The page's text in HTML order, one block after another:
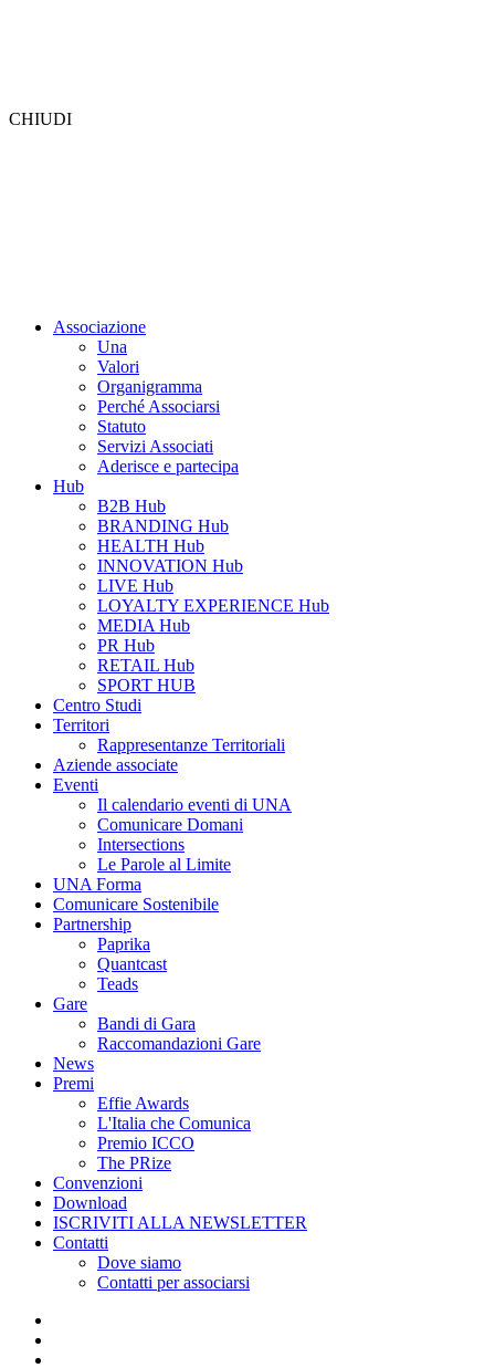
CHIUDI
Associazione
Una
Valori
Organigramma
Perché Associarsi
Statuto
Servizi Associati
Aderisce e partecipa
Hub
B2B Hub
BRANDING Hub
HEALTH Hub
INNOVATION Hub
LIVE Hub
LOYALTY EXPERIENCE Hub
MEDIA Hub
PR Hub
RETAIL Hub
SPORT HUB
Centro Studi
Territori
Rappresentanze Territoriali
Aziende associate
Eventi
Il calendario eventi di UNA
Comunicare Domani
Intersections
Le Parole al Limite
UNA Forma
Comunicare Sostenibile
Partnership
Paprika
Quantcast
Teads
Gare
Bandi di Gara
Raccomandazioni Gare
News
Premi
Effie Awards
L'Italia che Comunica
Premio ICCO
The PRize
Convenzioni
Download
ISCRIVITI ALLA NEWSLETTER
Contatti
Dove siamo
Contatti per associarsi